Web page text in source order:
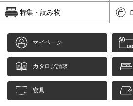
特集・読み物
マイページ
カタログ請求
寝具